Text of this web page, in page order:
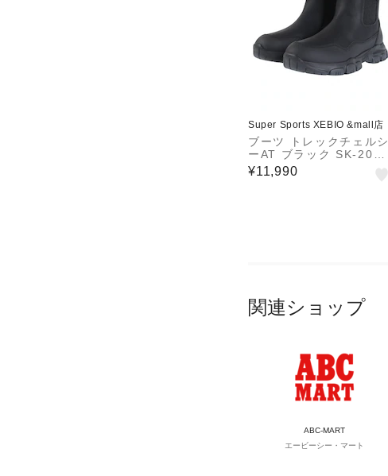
Super Sports XEBIO &mall店
ブーツ トレックチェルシ
ーAT ブラック SK-201
Black カジュアルシュー
ズ サイドゴアブーツ 軽
¥11,990
関連ショップ
ABC-MART
エービーシー・マート